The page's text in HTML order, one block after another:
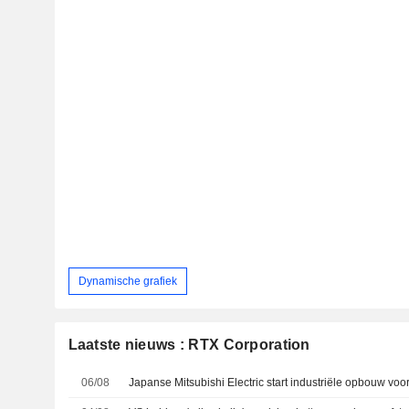
Dynamische grafiek
Laatste nieuws : RTX Corporation
06/08